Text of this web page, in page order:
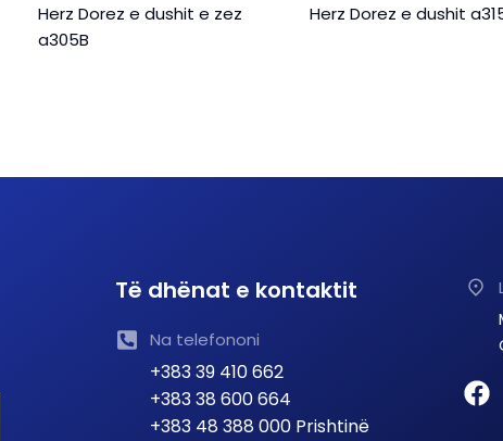
Herz Dorez e dushit e zez
a305B
Herz Dorez e dushit
Të dhënat e kontaktit
Na telefononi
+383 39 410 662
+383 38 600 664
+383 48 388 000 Prishtinë